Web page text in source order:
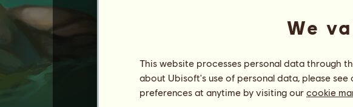
Ein Falabella bietet eine Chance von 1%,
Wettbewerb anmeldest.
Diese Chance kann kombiniert werden, wenn
We
This website processes personal data through
about Ubisoft's use of personal data, please see
preferences at anytime by visiting our cookie